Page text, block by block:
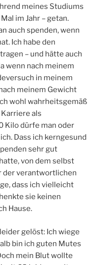
meines Studiums
im Jahr – getan.
auch spenden, wenn
Ich habe den
– und hätte auch
wenn nach meinem
in meinem
meinem Gewicht
wohl wahrheitsgemäß
als
Kilo dürfe man oder
Dass ich kerngesund
sehr gut
von dem selbst
der verantwortlichen
dass ich vielleicht
sie keinen
Hause.
gelöst: Ich wiege
bin ich guten Mutes
mein Blut wollte